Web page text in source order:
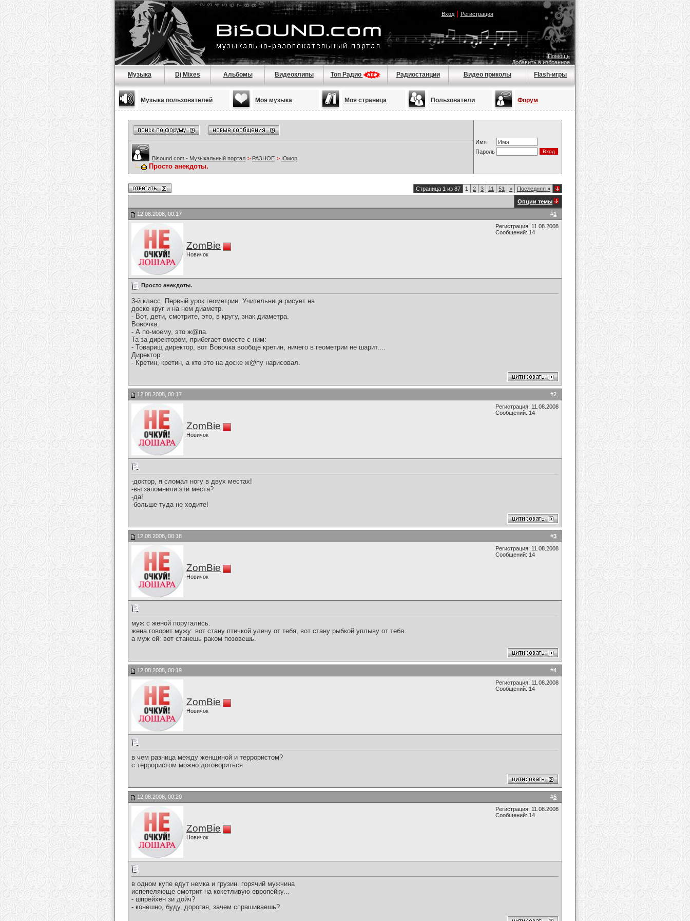
Вход| Регистрация
Помощь
Добавить в избранное
Музыка Dj Mixes Альбомы Видеоклипы Топ Радио Радиостанции Видео приколы Flash-игры
Музыка пользователей Моя музыка Моя страница Пользователи Форум
Имя
Пароль
Bisound.com - Музыкальный портал > РАЗНОЕ > Юмор
Просто анекдоты.
Страница 1 из 87 1 2 3 11 51 > Последняя »
Опции темы
#1
12.08.2008, 00:17
ZomBie
Новичок
Регистрация: 11.08.2008
Сообщений: 14
Просто анекдоты.
3-й класс. Пеpвый уpок геометpии. Учительница pисует на.
доске кpуг и на нем диаметp.
- Вот, дети, смотpите, это, в кpугу, знак диаметpа.
Вовочка:
- А по-моему, это ж@па.
Та за диpектоpом, пpибегает вместе с ним:
- Товаpищ диpектоp, вот Вовочка вообще кpетин, ничего в геометpии не шаpит....
Диpектоp:
- Кpетин, кpетин, а кто это на доске ж@пу наpисовал.
#2
12.08.2008, 00:17
ZomBie
Новичок
Регистрация: 11.08.2008
Сообщений: 14
-доктор, я сломал ногу в двух местах!
-вы запомнили эти места?
-да!
-больше туда не ходите!
#3
12.08.2008, 00:18
ZomBie
Новичок
Регистрация: 11.08.2008
Сообщений: 14
муж с женой поругались.
жена говорит мужу: вот стану птичкой улечу от тебя, вот стану рыбкой уплыву от тебя.
а муж ей: вот станешь раком позовешь.
#4
12.08.2008, 00:19
ZomBie
Новичок
Регистрация: 11.08.2008
Сообщений: 14
в чем разница между женщиной и террористом?
с террористом можно договориться
#5
12.08.2008, 00:20
ZomBie
Новичок
Регистрация: 11.08.2008
Сообщений: 14
в одном купе едут немка и грузин. горячий мужчина
испепеляюще смотрит на кокетливую европейку...
- шпрейхен зи дойч?
- конешно, буду, дорогая, зачем спрашиваешь?